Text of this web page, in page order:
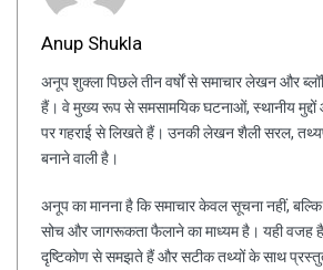
Anup Shukla
अनूप शुक्ला पिछले तीन वर्षों से समाचार लेखन और
हैं। वे मुख्य रूप से समसामयिक घटनाओं, स्थानीय
पर गहराई से लिखते हैं। उनकी लेखन शैली सरल,
बनाने वाली है।
अनूप का मानना है कि समाचार केवल सूचना नहीं,
सोच और जागरूकता फैलाने का माध्यम है। यही वजह है
दृष्टिकोण से समझते हैं और सटीक तथ्यों के साथ